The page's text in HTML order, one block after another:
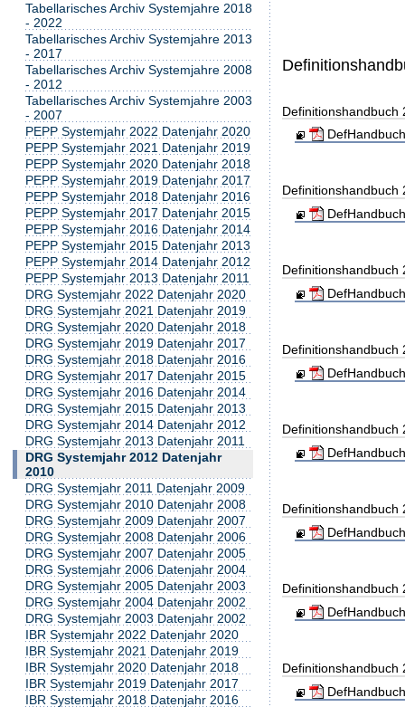
Definitionshandbuch
Definitionshandbuch
Definitionshandbuch
Definitionshandbuch
Definitionshandbuch
Definitionshandbuch
Definitionshandbuch
Definitionshandbuch
Tabellarisches Archiv Systemjahre 2018
- 2022
Tabellarisches Archiv Systemjahre 2013
- 2017
Tabellarisches Archiv Systemjahre 2008
- 2012
Tabellarisches Archiv Systemjahre 2003
- 2007
PEPP Systemjahr 2022 Datenjahr 2020
PEPP Systemjahr 2021 Datenjahr 2019
PEPP Systemjahr 2020 Datenjahr 2018
PEPP Systemjahr 2019 Datenjahr 2017
PEPP Systemjahr 2018 Datenjahr 2016
PEPP Systemjahr 2017 Datenjahr 2015
PEPP Systemjahr 2016 Datenjahr 2014
PEPP Systemjahr 2015 Datenjahr 2013
PEPP Systemjahr 2014 Datenjahr 2012
PEPP Systemjahr 2013 Datenjahr 2011
DRG Systemjahr 2022 Datenjahr 2020
DRG Systemjahr 2021 Datenjahr 2019
DRG Systemjahr 2020 Datenjahr 2018
DRG Systemjahr 2019 Datenjahr 2017
DRG Systemjahr 2018 Datenjahr 2016
DRG Systemjahr 2017 Datenjahr 2015
DRG Systemjahr 2016 Datenjahr 2014
DRG Systemjahr 2015 Datenjahr 2013
DRG Systemjahr 2014 Datenjahr 2012
DRG Systemjahr 2013 Datenjahr 2011
DRG Systemjahr 2012 Datenjahr
2010
DRG Systemjahr 2011 Datenjahr 2009
DRG Systemjahr 2010 Datenjahr 2008
DRG Systemjahr 2009 Datenjahr 2007
DRG Systemjahr 2008 Datenjahr 2006
DRG Systemjahr 2007 Datenjahr 2005
DRG Systemjahr 2006 Datenjahr 2004
DRG Systemjahr 2005 Datenjahr 2003
DRG Systemjahr 2004 Datenjahr 2002
DRG Systemjahr 2003 Datenjahr 2002
IBR Systemjahr 2022 Datenjahr 2020
IBR Systemjahr 2021 Datenjahr 2019
IBR Systemjahr 2020 Datenjahr 2018
IBR Systemjahr 2019 Datenjahr 2017
IBR Systemjahr 2018 Datenjahr 2016